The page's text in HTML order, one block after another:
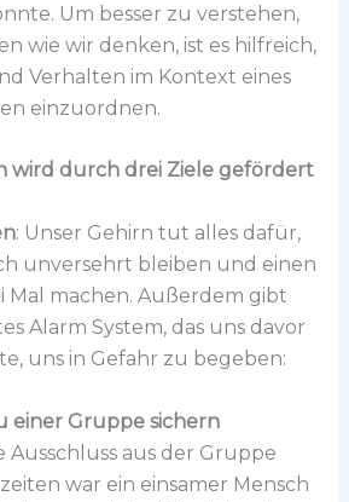
Um besser zu verstehen,
wie wir denken, ist es hilfreich,
Verhalten im Kontext eines
einzuordnen.
wird durch drei Ziele gefördert
: Unser Gehirn tut alles dafür,
unversehrt bleiben und einen
Mal machen. Außerdem gibt
Alarm System, das uns davor
uns in Gefahr zu begeben:
einer Gruppe sichern
Ausschluss aus der Gruppe
war ein einsamer Mensch